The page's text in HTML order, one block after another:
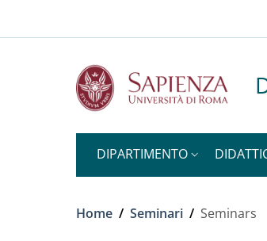
DIPARTIMENTO
Briciole di pane
Home / Seminari / Seminars